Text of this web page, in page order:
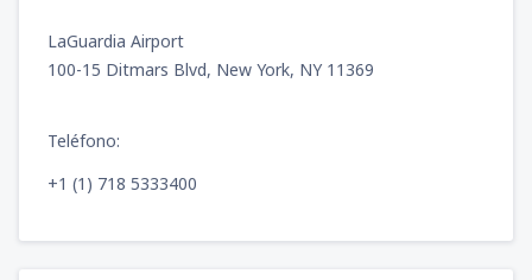
LaGuardia Airport
100-15 Ditmars Blvd, New York, NY 11369
Teléfono:
+1 (1) 718 5333400